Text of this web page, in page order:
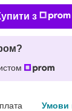
з
Умови